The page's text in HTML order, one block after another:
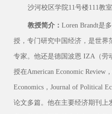
沙河校区学院11号楼111教室
教授简介： Loren Brandt是
授，专门研究中国经济，是世界
专家。他还是德国波恩 IZA（劳
授在American Economic Review
Economics，Journal of Political
论文多篇。他在主要经济期刊上